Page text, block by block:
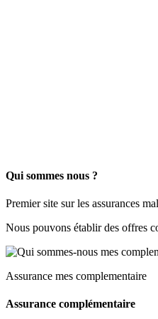
Qui sommes nous ?
Premier site sur les assurances
Nous pouvons établir des offres
Assurance mes complementaire
Assurance complémentaire